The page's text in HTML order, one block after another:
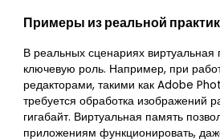
Примеры из реальной
В реальных сценариях виртуальная
ключевую роль. Например, при
редакторами, такими как Adobe
требуется обработка изображений
гигабайт. Виртуальная память
приложениям функционировать,